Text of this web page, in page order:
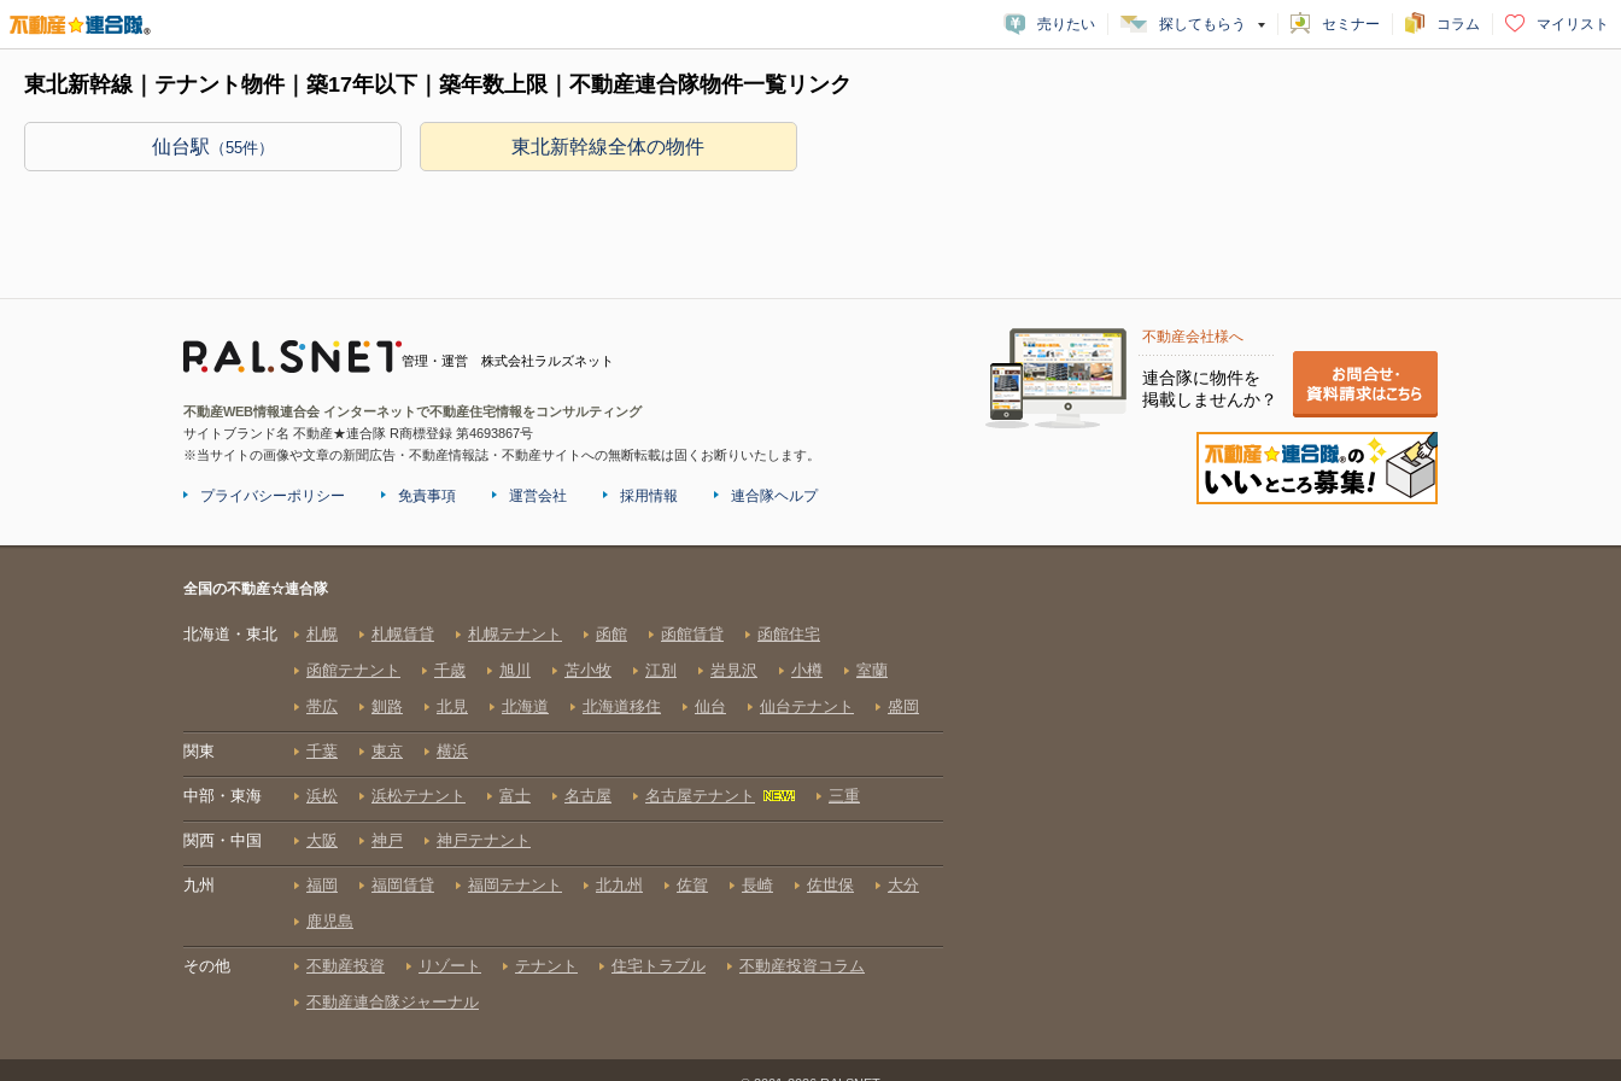
売りたい 探してもらう セミナー コラム マイリスト
東北新幹線｜テナント物件｜築17年以下｜築年数上限｜不動産連合隊物件一覧リンク
仙台駅 （55件） 東北新幹線全体の物件
管理・運営 株式会社ラルズネット
不動産WEB情報連合会 インターネットで不動産住宅情報をコンサルティング
サイトブランド名 不動産★連合隊 R商標登録 第4693867号
※当サイトの画像や文章の新聞広告・不動産情報誌・不動産サイトへの無断転載は固くお断りいたします。
不動産会社様へ
連合隊に物件を
掲載しませんか？
プライバシーポリシー 免責事項 運営会社 採用情報 連合隊ヘルプ